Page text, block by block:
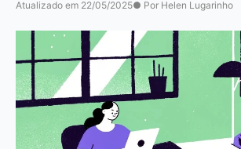
Atualizado em 22/05/2025● Por Helen Lugarinho